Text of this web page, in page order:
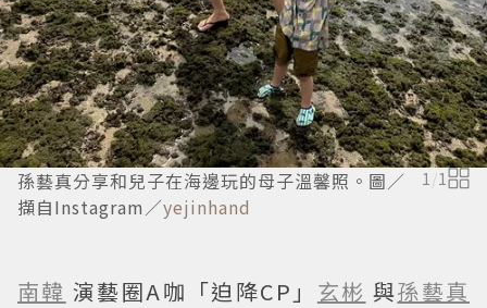
孫藝真分享和兒子在海邊玩的母子溫馨照。圖／
擷自Instagram／yejinhand
1 /1
南韓 演藝圈A咖「迫降CP」 玄彬 與孫藝真